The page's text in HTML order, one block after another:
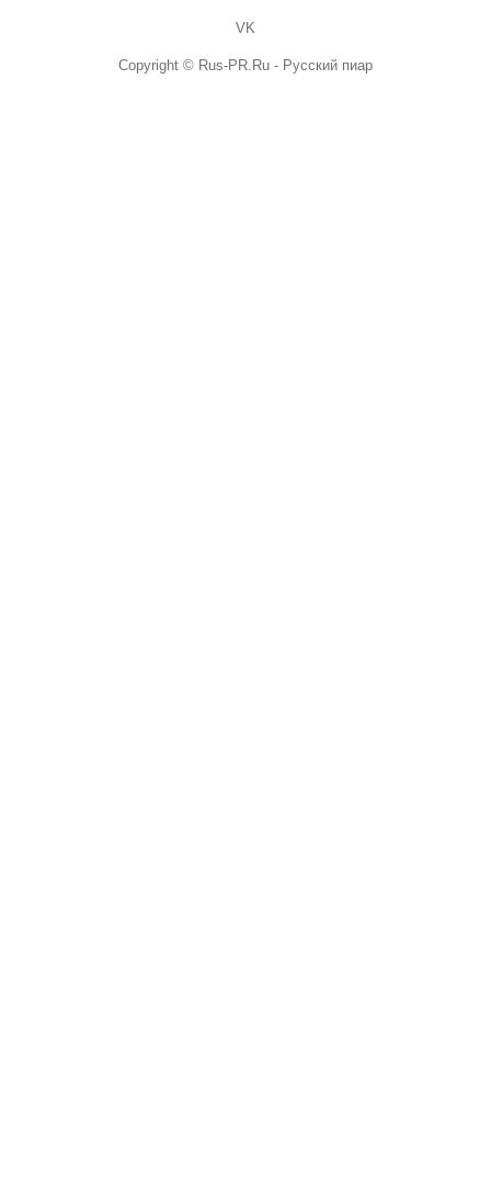
VK
Copyright © Rus-PR.Ru - Русский пиар